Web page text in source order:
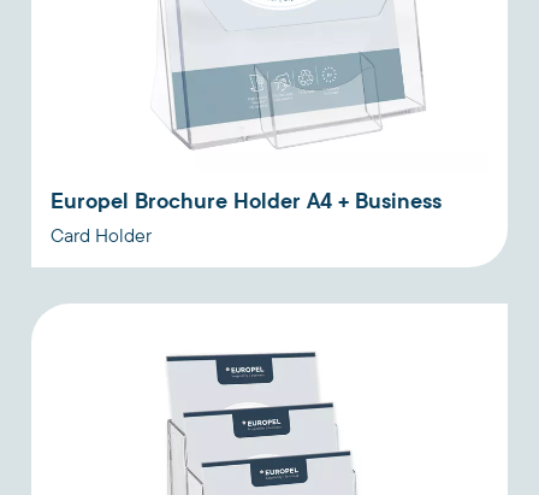
Europel Brochure Holder A4 + Business
Card Holder